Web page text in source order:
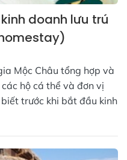
doanh lưu trú
Mộc Châu tổng hợp và
hộ cá thể và đơn vị
trước khi bắt đầu kinh